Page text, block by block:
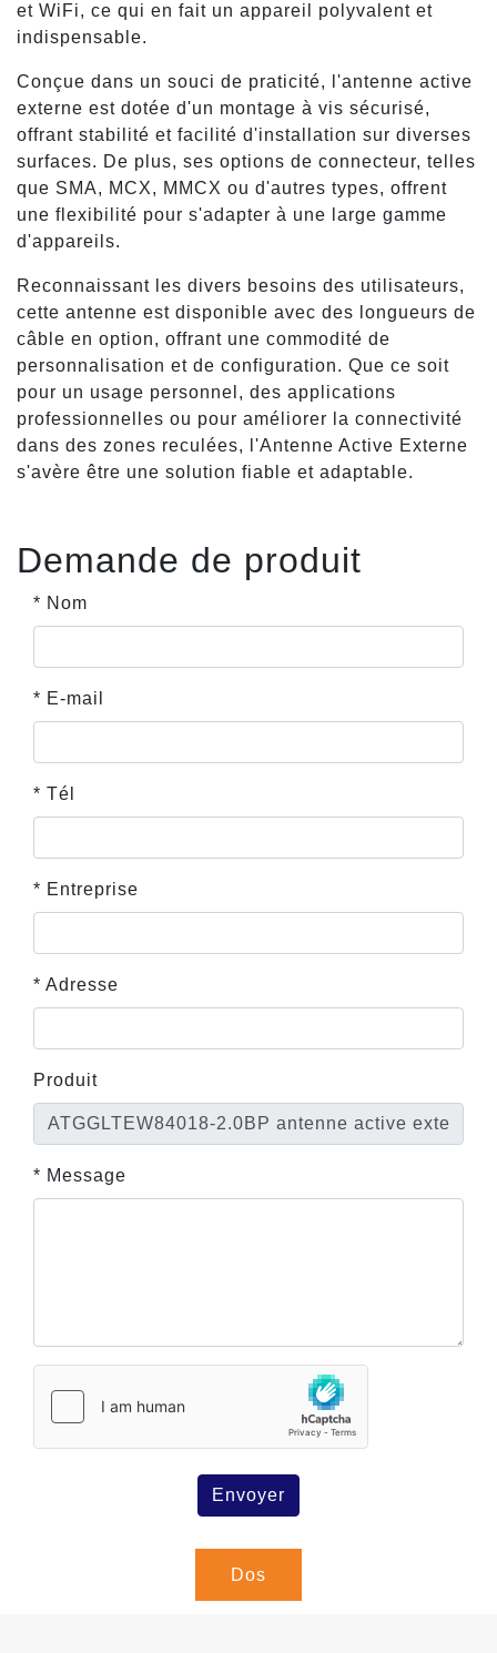
et WiFi, ce qui en fait un appareil polyvalent et
indispensable.
Conçue dans un souci de praticité, l'antenne active
externe est dotée d'un montage à vis sécurisé,
offrant stabilité et facilité d'installation sur diverses
surfaces. De plus, ses options de connecteur, telles
que SMA, MCX, MMCX ou d'autres types, offrent
une flexibilité pour s'adapter à une large gamme
d'appareils.
Reconnaissant les divers besoins des utilisateurs,
cette antenne est disponible avec des longueurs de
câble en option, offrant une commodité de
personnalisation et de configuration. Que ce soit
pour un usage personnel, des applications
professionnelles ou pour améliorer la connectivité
dans des zones reculées, l'Antenne Active Externe
s'avère être une solution fiable et adaptable.
Demande de produit
* Nom
* E-mail
* Tél
* Entreprise
* Adresse
Produit
* Message
Envoyer
Dos